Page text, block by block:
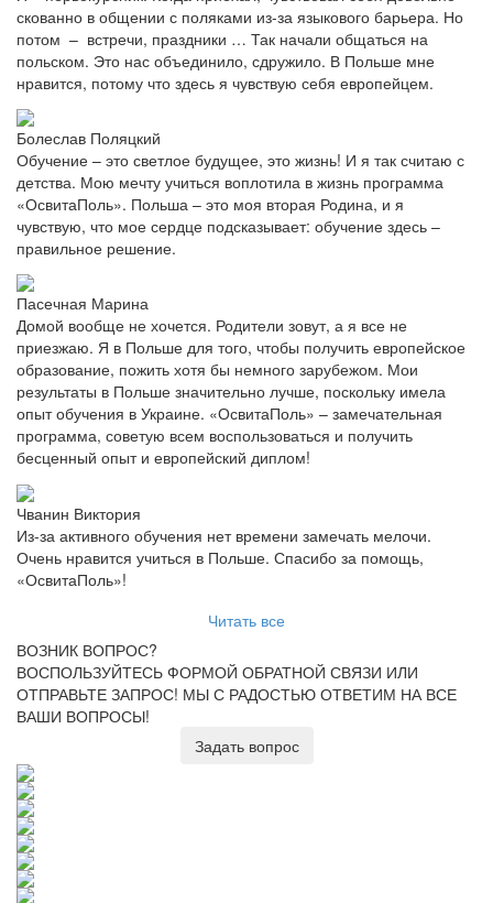
скованно в общении с поляками из-за языкового барьера. Но
потом – встречи, праздники … Так начали общаться на
польском. Это нас объединило, сдружило. В Польше мне
нравится, потому что здесь я чувствую себя европейцем.
Болеслав Поляцкий
Обучение – это светлое будущее, это жизнь! И я так считаю с
детства. Мою мечту учиться воплотила в жизнь программа
«ОсвитаПоль». Польша – это моя вторая Родина, и я
чувствую, что мое сердце подсказывает: обучение здесь –
правильное решение.
Пасечная Марина
Домой вообще не хочется. Родители зовут, а я все не
приезжаю. Я в Польше для того, чтобы получить европейское
образование, пожить хотя бы немного зарубежом. Мои
результаты в Польше значительно лучше, поскольку имела
опыт обучения в Украине. «ОсвитаПоль» – замечательная
программа, советую всем воспользоваться и получить
бесценный опыт и европейский диплом!
Чванин Виктория
Из-за активного обучения нет времени замечать мелочи.
Очень нравится учиться в Польше. Спасибо за помощь,
«ОсвитаПоль»!
Читать все
ВОЗНИК ВОПРОС?
ВОСПОЛЬЗУЙТЕСЬ ФОРМОЙ ОБРАТНОЙ СВЯЗИ ИЛИ
ОТПРАВЬТЕ ЗАПРОС! МЫ С РАДОСТЬЮ ОТВЕТИМ НА ВСЕ
ВАШИ ВОПРОСЫ!
Задать вопрос